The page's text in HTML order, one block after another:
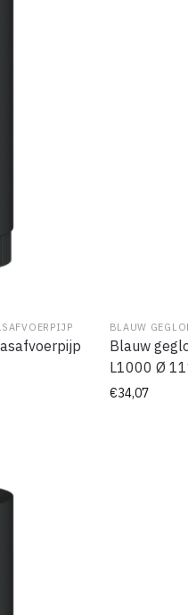
BLAUW
Blauw
L1000 Ø
€34,07